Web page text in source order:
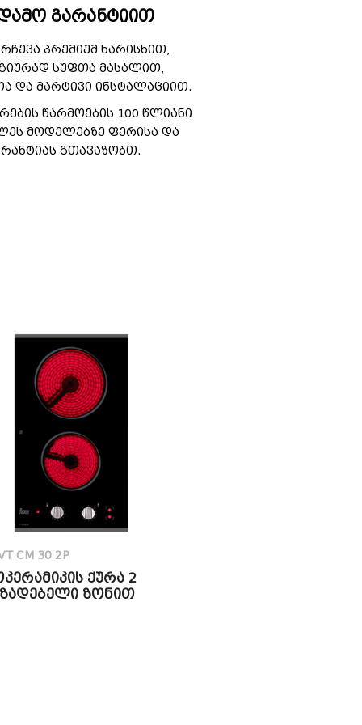
გარანტიით
პრემიუმ ხარისხით,
სუფთა მასალით,
და მარტივი ინსტალაციით.
წარმოების 100 წლიანი
მოდელებზე ფერისა და
გთავაზობთ.
CM 30 2P
ქურა 2
ზონით